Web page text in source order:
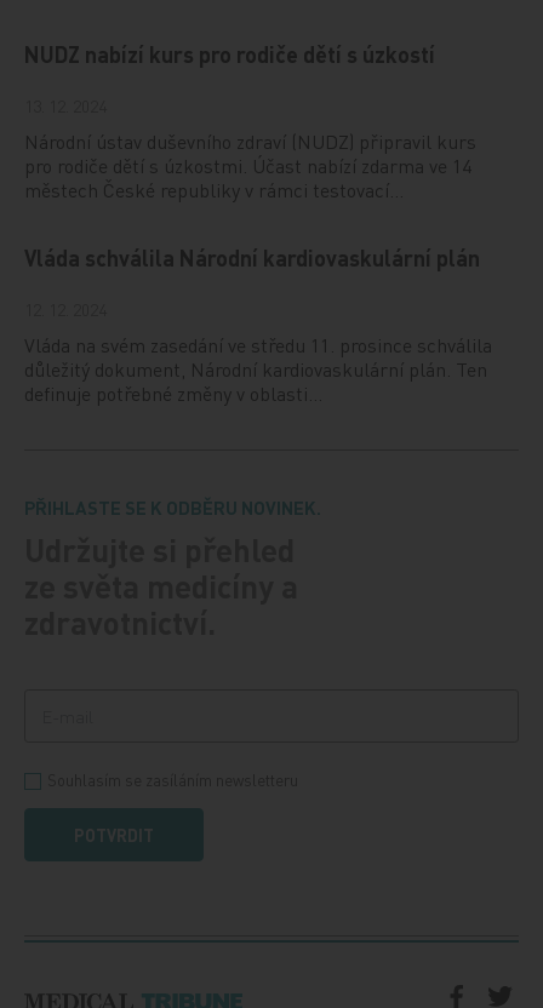
NUDZ nabízí kurs pro rodiče dětí s úzkostí
Národní ústav duševního zdraví (NUDZ) připravil kurs
pro rodiče dětí s úzkostmi. Účast nabízí zdarma ve 14
městech České republiky v rámci testovací…
Vláda schválila Národní kardiovaskulární plán
Vláda na svém zasedání ve středu 11. prosince schválila
důležitý dokument, Národní kardiovaskulární plán. Ten
definuje potřebné změny v oblasti…
PŘIHLASTE SE K ODBĚRU NOVINEK.
POTVRDIT